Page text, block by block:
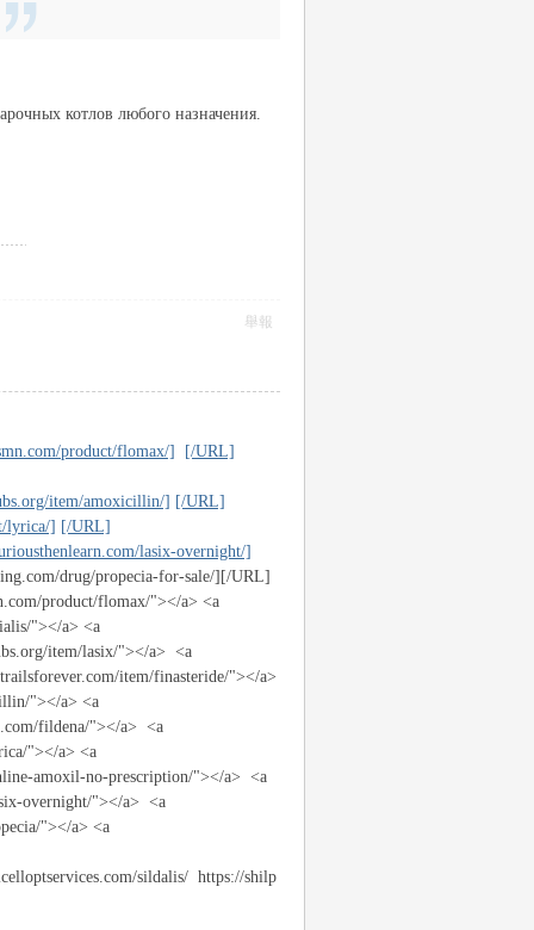
котлов любого назначения.
舉報
product/flomax/] [/URL]
item/amoxicillin/] [/URL]
lyrica/] [/URL]
lasix-overnight/]
drug/propecia-for-sale/][/URL]
product/flomax/"></a> <a
"></a> <a
item/lasix/"></a> <a
item/finasteride/"></a>
"></a> <a
fildena/"></a> <a
"></a> <a
amoxil-no-prescription/"></a> <a
overnight/"></a> <a
"></a> <a
sildalis/ https://shilp